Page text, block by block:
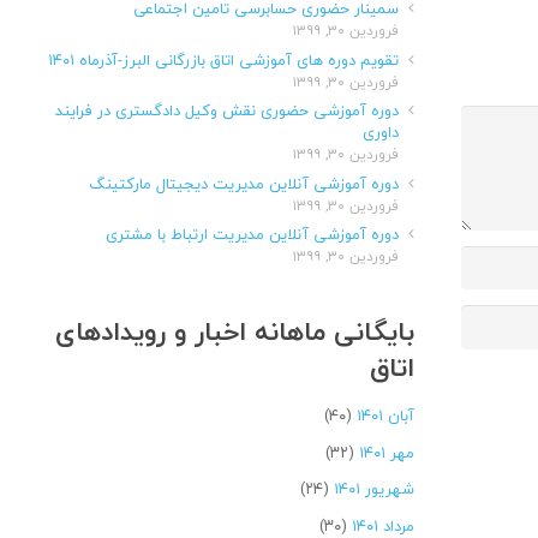
سمینار حضوری حسابرسی تامین اجتماعی
فروردین ۳۰, ۱۳۹۹
تقویم دوره های آموزشی اتاق بازرگانی البرز-آذرماه ۱۴۰۱
فروردین ۳۰, ۱۳۹۹
دوره آموزشی حضوری نقش وکیل دادگستری در فرایند
داوری
فروردین ۳۰, ۱۳۹۹
دوره آموزشی آنلاین مدیریت دیجیتال مارکتینگ
فروردین ۳۰, ۱۳۹۹
دوره آموزشی آنلاین مدیریت ارتباط با مشتری
فروردین ۳۰, ۱۳۹۹
بایگانی ماهانه اخبار و رویدادهای
اتاق
آبان ۱۴۰۱
(۴۰)
مهر ۱۴۰۱
(۳۲)
شهریور ۱۴۰۱
(۲۴)
مرداد ۱۴۰۱
(۳۰)